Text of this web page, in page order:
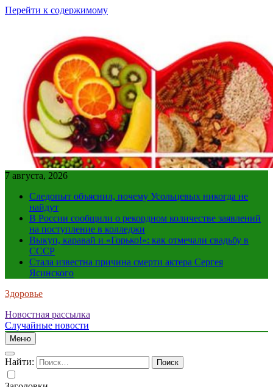
Перейти к содержимому
7 августа, 2026
Следопыт объяснил, почему Усольцевых никогда не
найдут
В России сообщили о рекордном количестве заявлений
на поступление в колледжи
Выкуп, каравай и «Горько!»: как отмечали свадьбу в
СССР
Стала известна причина смерти актера Сергея
Ясинского
Здоровье
Новостная рассылка
Случайные новости
Меню
Найти: